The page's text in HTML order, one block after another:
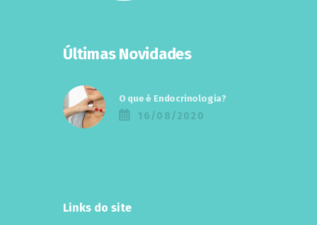
Últimas Novidades
O que é Endocrinologia?
16/08/2020
Links do site